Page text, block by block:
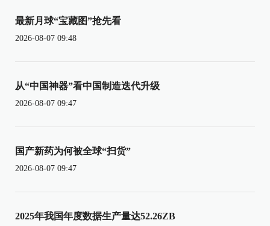
最新月球“宝藏图”抢先看
2026-08-07 09:48
从“中国神器”看中国制造迭代升级
2026-08-07 09:47
国产新药为何被全球“扫货”
2026-08-07 09:47
2025年我国年度数据生产量达52.26ZB